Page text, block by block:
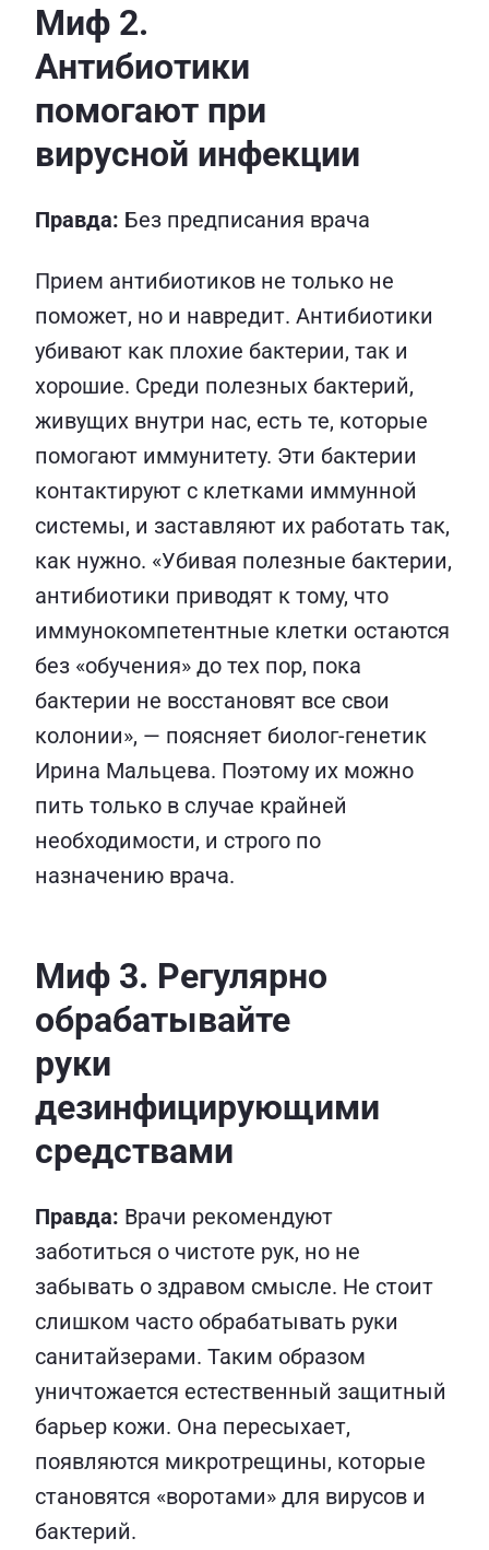
Миф 2.
Антибиотики
помогают при
вирусной инфекции
Правда: Без предписания врача
Прием антибиотиков не только не
поможет, но и навредит. Антибиотики
убивают как плохие бактерии, так и
хорошие. Среди полезных бактерий,
живущих внутри нас, есть те, которые
помогают иммунитету. Эти бактерии
контактируют с клетками иммунной
системы, и заставляют их работать так,
как нужно. «Убивая полезные бактерии,
антибиотики приводят к тому, что
иммунокомпетентные клетки остаются
без «обучения» до тех пор, пока
бактерии не восстановят все свои
колонии», — поясняет биолог-генетик
Ирина Мальцева. Поэтому их можно
пить только в случае крайней
необходимости, и строго по
назначению врача.
Миф 3. Регулярно
обрабатывайте
руки
дезинфицирующими
средствами
Правда: Врачи рекомендуют
заботиться о чистоте рук, но не
забывать о здравом смысле. Не стоит
слишком часто обрабатывать руки
санитайзерами. Таким образом
уничтожается естественный защитный
барьер кожи. Она пересыхает,
появляются микротрещины, которые
становятся «воротами» для вирусов и
бактерий.